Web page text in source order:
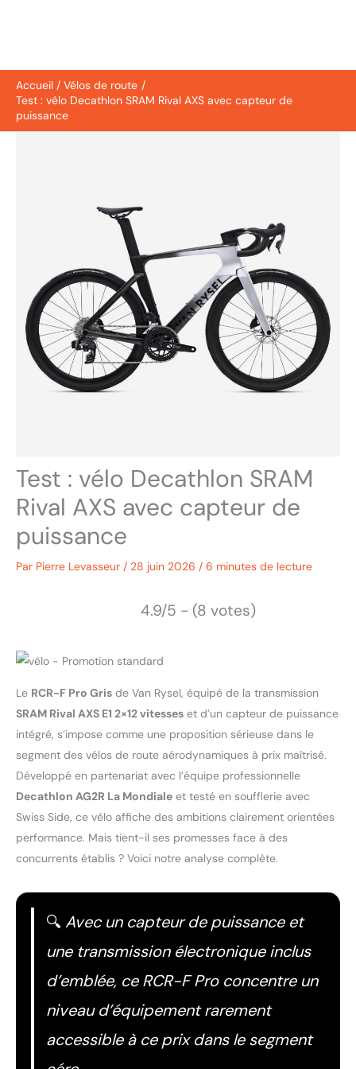
Accueil
Vélos de route
Test : vélo Decathlon SRAM Rival AXS avec capteur de
puissance
Test : vélo Decathlon SRAM
Rival AXS avec capteur de
puissance
Par Pierre Levasseur / 28 juin 2026 / 6 minutes de lecture
4.9/5 - (8 votes)
Le RCR-F Pro Gris de Van Rysel, équipé de la transmission
SRAM Rival AXS E1 2×12 vitesses et d’un capteur de puissance
intégré, s’impose comme une proposition sérieuse dans le
segment des vélos de route aérodynamiques à prix maîtrisé.
Développé en partenariat avec l’équipe professionnelle
Decathlon AG2R La Mondiale et testé en soufflerie avec
Swiss Side, ce vélo affiche des ambitions clairement orientées
performance. Mais tient-il ses promesses face à des
concurrents établis ? Voici notre analyse complète.
🔍 Avec un capteur de puissance et
une transmission électronique inclus
d’emblée, ce RCR-F Pro concentre un
niveau d’équipement rarement
accessible à ce prix dans le segment